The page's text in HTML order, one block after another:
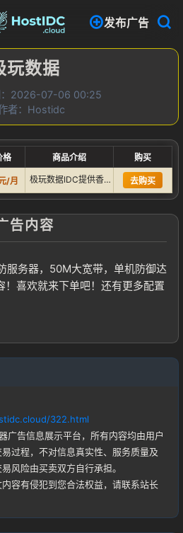
发布广告
玩数据
：2026-07-06 00:25
者：Hostidc
格 商品介绍 购买
/月 极玩数据IDC提供香港高防服务器，50M大宽带，单机防御达到… 去购买
告内容
服务器，50M大宽带，单机防御达
喜欢就来下单吧！还有更多配置
322.html
广告信息展示平台，所有内容均由用户
过程，不对信息真实性、服务质量及
风险由买卖双方自行承担。
容有侵犯到您合法权益，请联系站长